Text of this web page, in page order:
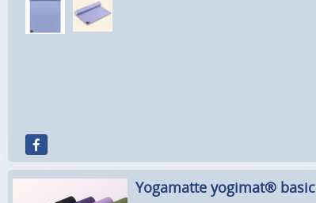
Yogamatte yogimat® basic